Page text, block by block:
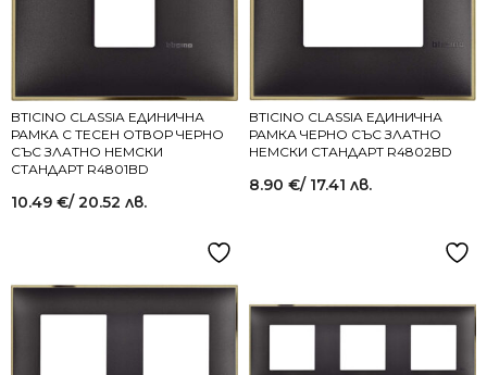
BTICINO CLASSIA ЕДИНИЧНА
РАМКА С ТЕСЕН ОТВОР ЧЕРНО
СЪС ЗЛАТНО НЕМСКИ
СТАНДАРТ R4801BD
10.49 €/ 20.52 лв.
BTICINO CLASSIA ЕДИНИЧНА
РАМКА ЧЕРНО СЪС ЗЛАТНО
НЕМСКИ СТАНДАРТ R4802BD
8.90 €/ 17.41 лв.